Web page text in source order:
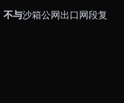
不与沙箱公网出口网段复